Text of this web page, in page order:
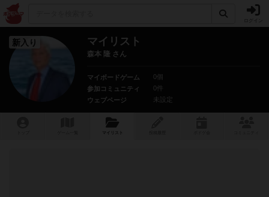
新入り マイリスト
森本 隆 さん
マイボードゲーム
0個
参加コミュニティ
0件
ウェブページ
未設定
マイリスト